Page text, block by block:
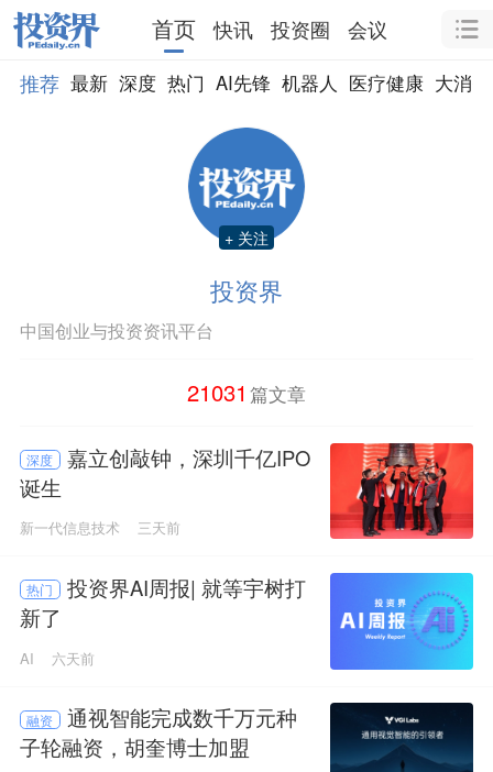
首页 快讯 投资圈
会议
推荐 最新 深度 热门 AI先锋 机器人 医疗健康 大消费
投资界
+ 关注
中国创业与投资资讯平台
21031 篇文章
深度
嘉立创敲钟，深圳千亿IPO
诞生
新一代信息技术 三天前
热门
投资界AI周报| 就等宇树打
新了
AI 六天前
融资
通视智能完成数千万元种
子轮融资，胡奎博士加盟